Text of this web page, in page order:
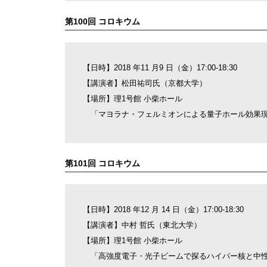
第100回 コロキウム
【日時】2018 年11 月9 日（金）17:00-18:30
【講演者】松田祐司氏（京都大学）
【場所】理1号館 小柴ホール
「マヨラナ・フェルミオンによる量子ホール効果現
第101回 コロキウム
【日時】2018 年12 月 14 日（金）17:00-18:30
【講演者】中村 哲氏（東北大学）
【場所】理1号館 小柴ホール
「高強度電子・光子ビームで探るハイパー核と中